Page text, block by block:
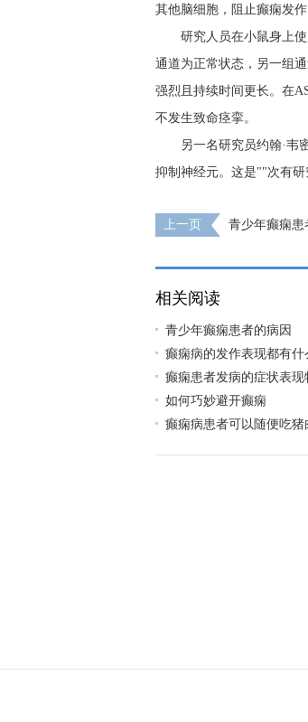
其他脑细胞，阻止癫痫发作
研究人员在小鼠身上
通道为正常状态，另一组
强烈且持续时间更长。在
不发生致命痉挛。
另一名研究员约翰·韦
抑制神经元。这是""次有研
上一页 青少年癫痫患
相关阅读
青少年癫痫患者的病因
癫痫病的发作表现都有什
癫痫患者发病的症状表现
如何巧妙避开癫痫
癫痫病患者可以随便吃猪